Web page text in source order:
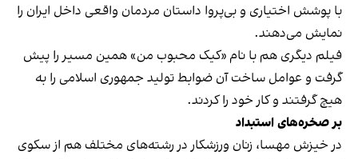
با پوشش اختیاری و بی‌پروا داستان مردمان واقعی داخل ایران را
نمایش می‌دهند.
فیلم دیگری هم با نام «کیک محبوب من» همین مسیر را پیش
گرفت و عوامل ساخت آن ضوابط تولید جمهوری اسلامی را به
هیچ گرفتند و کار خود را کردند.
بر صخره‌های استبداد
در خیزش مهسا، زنان ورزشکار در رشته‌های مختلف هم از سکوی